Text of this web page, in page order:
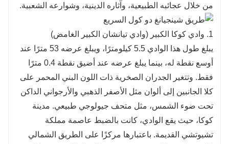
من خلال عجائبه الطبيعية، وآثاره الدينية، وشوارعه الشعبية.
1. وادي كوكا الكبير (وادي تيانشان الكبير الغامض)
يبلغ طول هذا الوادي 5.5 كيلومترًا، ويبلغ عرضه 53 مترًا عند
أوسع نقطة له، بينما يبلغ عرضه عند أضيق نقطة 0.4 مترًا
فقط. وتتغير الجدران الصخرية ذات اللون البني المحمر على
كلا الجانبين إلى ألوان مثل الأصفر الذهبي والأرجواني الداكن
تحت ضوء الشمس، مثل متحف جيولوجي طبيعي. مدينة
كوكا، حيث يقع الوادي، كانت بالضبط عاصمة مملكة
تشيوتشي القديمة. باعتبارها مركزًا على الطريق الشمالي